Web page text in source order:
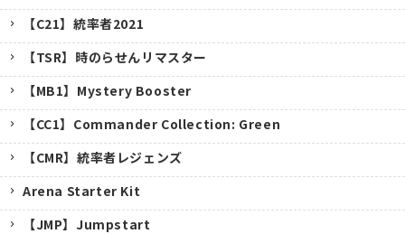
【C21】統率者2021
【TSR】時のらせんリマスター
【MB1】Mystery Booster
【CC1】Commander Collection: Green
【CMR】統率者レジェンズ
Arena Starter Kit
【JMP】Jumpstart